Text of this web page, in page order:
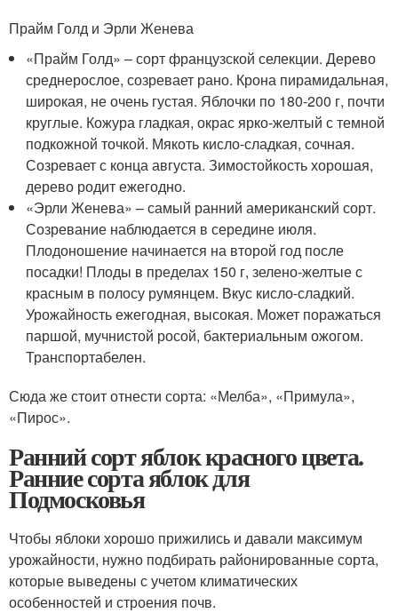
Прайм Голд и Эрли Женева
«Прайм Голд» – сорт французской селекции. Дерево
среднерослое, созревает рано. Крона пирамидальная,
широкая, не очень густая. Яблочки по 180-200 г, почти
круглые. Кожура гладкая, окрас ярко-желтый с темной
подкожной точкой. Мякоть кисло-сладкая, сочная.
Созревает с конца августа. Зимостойкость хорошая,
дерево родит ежегодно.
«Эрли Женева» – самый ранний американский сорт.
Созревание наблюдается в середине июля.
Плодоношение начинается на второй год после
посадки! Плоды в пределах 150 г, зелено-желтые с
красным в полосу румянцем. Вкус кисло-сладкий.
Урожайность ежегодная, высокая. Может поражаться
паршой, мучнистой росой, бактериальным ожогом.
Транспортабелен.
Сюда же стоит отнести сорта: «Мелба», «Примула»,
«Пирос».
Ранний сорт яблок красного цвета.
Ранние сорта яблок для
Подмосковья
Чтобы яблоки хорошо прижились и давали максимум
урожайности, нужно подбирать районированные сорта,
которые выведены с учетом климатических
особенностей и строения почв.